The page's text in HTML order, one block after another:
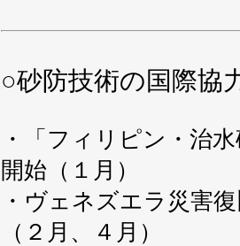
○砂防技術の国際協
・「フィリピン・治
開始（１月）
・ヴェネズエラ災害
（２月、４月）